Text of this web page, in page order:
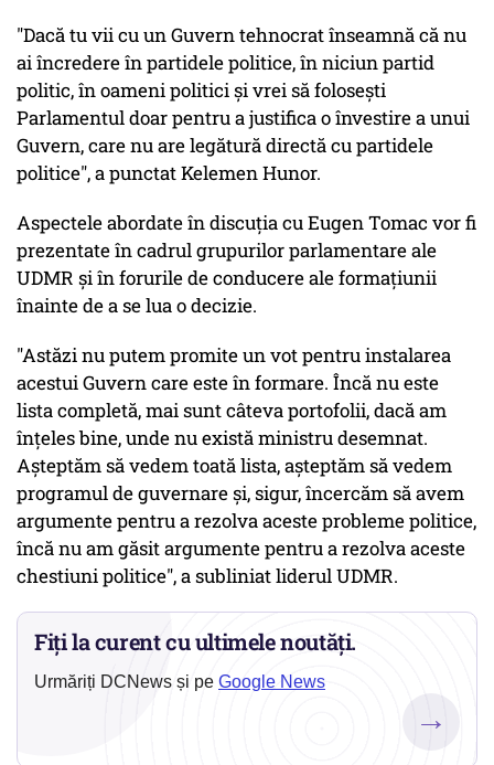
"Dacă tu vii cu un Guvern tehnocrat înseamnă că nu
ai încredere în partidele politice, în niciun partid
politic, în oameni politici şi vrei să foloseşti
Parlamentul doar pentru a justifica o învestire a unui
Guvern, care nu are legătură directă cu partidele
politice", a punctat Kelemen Hunor.
Aspectele abordate în discuţia cu Eugen Tomac vor fi
prezentate în cadrul grupurilor parlamentare ale
UDMR şi în forurile de conducere ale formaţiunii
înainte de a se lua o decizie.
"Astăzi nu putem promite un vot pentru instalarea
acestui Guvern care este în formare. Încă nu este
lista completă, mai sunt câteva portofolii, dacă am
înţeles bine, unde nu există ministru desemnat.
Aşteptăm să vedem toată lista, aşteptăm să vedem
programul de guvernare şi, sigur, încercăm să avem
argumente pentru a rezolva aceste probleme politice,
încă nu am găsit argumente pentru a rezolva aceste
chestiuni politice", a subliniat liderul UDMR.
Fiți la curent cu ultimele noutăți.
Urmăriți DCNews și pe Google News
→